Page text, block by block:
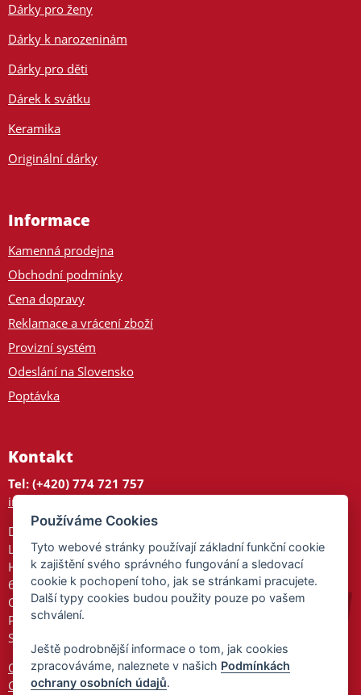
Dárky pro ženy
Dárky k narozeninám
Dárky pro děti
Dárek k svátku
Keramika
Originální dárky
Informace
Kamenná prodejna
Obchodní podmínky
Cena dopravy
Reklamace a vrácení zboží
Provizní systém
Odeslání na Slovensko
Poptávka
Kontakt
Tel: (+420) 774 721 757
info@tajnedarky.cz
Dárkové centrum
Legionářů 2
Hodonín
695 01
Otevřeno:
Po-Pá 9-17
So 9-11:30
Ochrana osobních údajů
Cookies
Používáme Cookies
Tyto webové stránky používají základní funkční cookie
k zajištění svého správného fungování a sledovací
cookie k pochopení toho, jak se stránkami pracujete.
Další typy cookies budou použity pouze po vašem
schválení.
Ještě podrobnější informace o tom, jak cookies
zpracováváme, naleznete v našich Podmínkách
ochrany osobních údajů.